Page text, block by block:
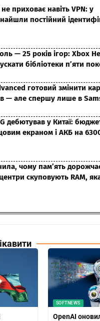
приховає навіть VPN: у
постійний
— 25 років ігор: Xbox
бібліотеки п’яти
готовий змінити
— але спершу лише в
дебютував у Китаї:
екраном і АКБ на
чому пам’ять
скуповують RAM,
SOFTNEWS
OpenAI